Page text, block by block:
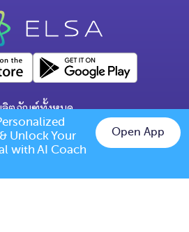
ลิตภัณฑ์ทั้งหมด
คำถามทั่วไป
ารเปลี่ยนแปลง/ยกเลิก
ร: (+66) 020385810
Chat on LINE
Unlock Your
with AI Coach
Open App